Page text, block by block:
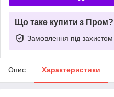
Що таке купити з Пром?
Замовлення під захистом
Опис Характеристики